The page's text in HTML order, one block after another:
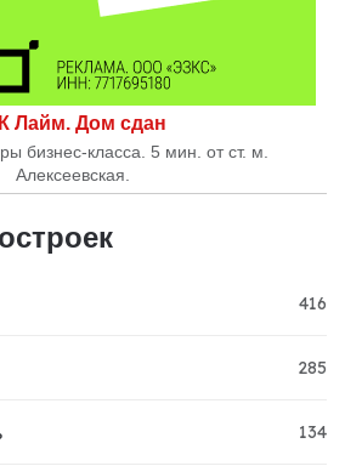
Лайм. Дом сдан
бизнес-класса. 5 мин. от ст. м.
Алексеевская.
416
285
134